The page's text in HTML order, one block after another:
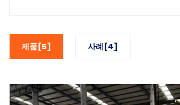
제품[5] 사례[4]